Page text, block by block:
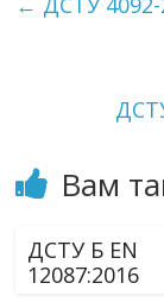
Вам
ДСТУ Б EN
12087:2016